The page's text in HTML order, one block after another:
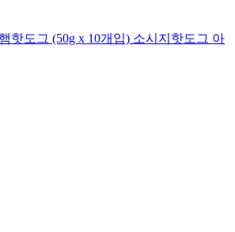
핫도그 (50g x 10개입) 소시지핫도그 아